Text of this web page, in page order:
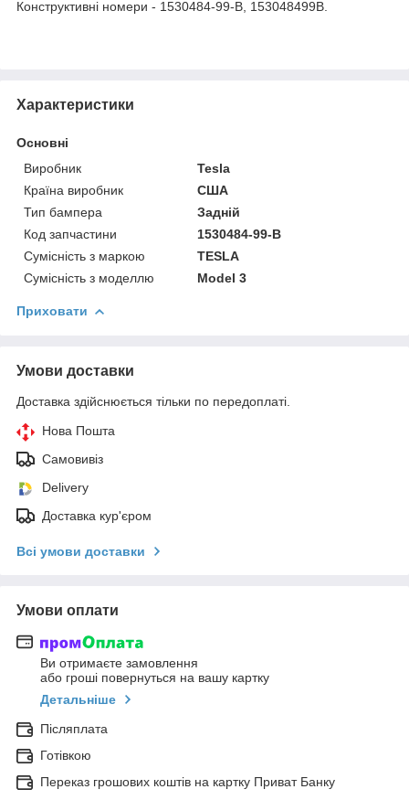
Конструктивні номери - 1530484-99-B, 153048499B.
Характеристики
Основні
Виробник
Tesla
Країна виробник
США
Тип бампера
Задній
Код запчастини
1530484-99-B
Сумісність з маркою
TESLA
Сумісність з моделлю
Model 3
Приховати
Умови доставки
Доставка здійснюється тільки по передоплаті.
Нова Пошта
Самовивіз
Delivery
Доставка кур'єром
Всі умови доставки
Умови оплати
Ви отримаєте замовлення
або гроші повернуться на вашу картку
Детальніше
Післяплата
Готівкою
Переказ грошових коштів на картку Приват Банку